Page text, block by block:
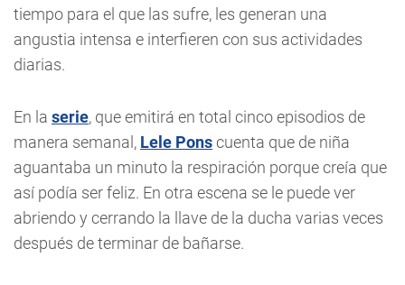
tiempo para el que las sufre, les generan una
angustia intensa e interfieren con sus actividades
diarias.
En la serie, que emitirá en total cinco episodios de
manera semanal, Lele Ponscuenta que de niña
aguantaba un minuto la respiración porque creía que
así podía ser feliz. En otra escena se le puede ver
abriendo y cerrando la llave de la ducha varias veces
después de terminar de bañarse.